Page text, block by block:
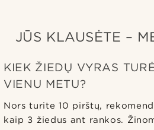
JŪS KLAUSĖTE –
KIEK ŽIEDŲ VYRAS
VIENU METU?
Nors turite 10 pirštų,
kaip 3 žiedus ant rankos.